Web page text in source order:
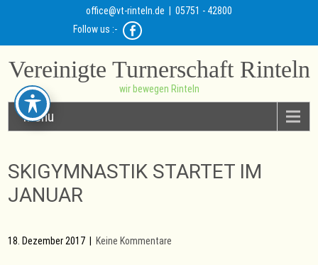
office@vt-rinteln.de | 05751 - 42800
Follow us :-
Vereinigte Turnerschaft Rinteln
wir bewegen Rinteln
Menu
SKIGYMNASTIK STARTET IM
JANUAR
18. Dezember 2017 Keine Kommentare